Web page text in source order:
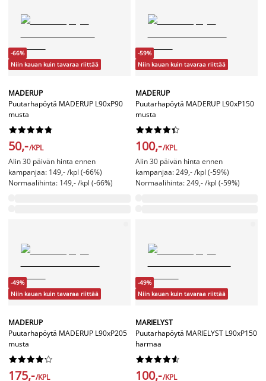
-66%
Niin kauan kuin tavaraa riittää
MADERUP
Puutarhapöytä MADERUP L90xP90
musta






50,-/KPL
Alin 30 päivän hinta ennen
kampanjaa: 149,- /kpl (-66%)
Normaalihinta: 149,- /kpl (-66%)
-59%
Niin kauan kuin tavaraa riittää
MADERUP
Puutarhapöytä MADERUP L90xP150
musta






100,-/KPL
Alin 30 päivän hinta ennen
kampanjaa: 249,- /kpl (-59%)
Normaalihinta: 249,- /kpl (-59%)
-49%
Niin kauan kuin tavaraa riittää
MADERUP
Puutarhapöytä MADERUP L90xP205
musta






175,-/KPL
-49%
Niin kauan kuin tavaraa riittää
MARIELYST
Puutarhapöytä MARIELYST L90xP150
harmaa






100,-/KPL